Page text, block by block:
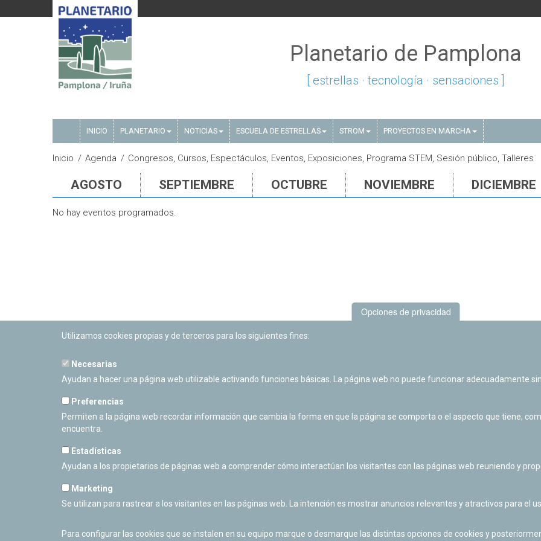
Planetario de Pamplona
[ estrellas · tecnología · sensaciones ]
INICIO PLANETARIO NOTICIAS ESCUELA DE ESTRELLAS STROM PROYECTOS EN MARCHA
Inicio Agenda Congresos, Cursos, Espectáculos, Eventos, Exposiciones, Programa STEM, Sesión público, Talleres
AGOSTO SEPTIEMBRE OCTUBRE NOVIEMBRE DICIEMBRE
No hay eventos programados.
PLANETARIO DE PAMPLONA
Calle Sancho RamÃ­rez, s/n
Cerrado Temporalmente
Opciones de privacidad
Utilizamos cookies propias y de terceros para los siguientes fines:
Necesarias
Ayudan a hacer una página web utilizable activando funciones básicas. La página web no puede funcionar adecuadamente
Preferencias
Permiten a la página web recordar información que cambia la forma en que la página se comporta o el aspecto que tiene,
encuentra.
Estadísticas
Ayudan a los propietarios de páginas web a comprender cómo interactúan los visitantes con las páginas web reuniendo y
Marketing
Se utilizan para rastrear a los visitantes en las páginas web. La intención es mostrar anuncios relevantes y atractivos para el
Para configurar las cookies que se instalen en su equipo marque o desmarque las distintas opciones de cookies y